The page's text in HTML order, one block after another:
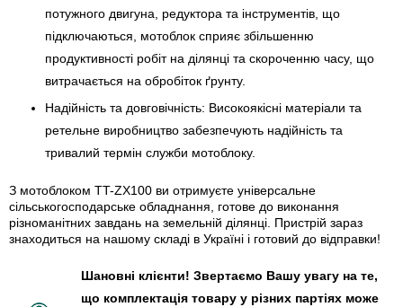
потужного двигуна, редуктора та інструментів, що
підключаються, мотоблок сприяє збільшенню
продуктивності робіт на ділянці та скороченню часу, що
витрачається на обробіток ґрунту.
Надійність та довговічність: Високоякісні матеріали та
ретельне виробництво забезпечують надійність та
тривалий термін служби мотоблоку.
З мотоблоком TT-ZX100 ви отримуєте універсальне
сільськогосподарське обладнання, готове до виконання
різноманітних завдань на земельній ділянці. Пристрій зараз
знаходиться на нашому складі в Україні і готовий до відправки!
Шановні клієнти! Звертаємо Вашу увагу на те,
що комплектація товару у різних партіях може